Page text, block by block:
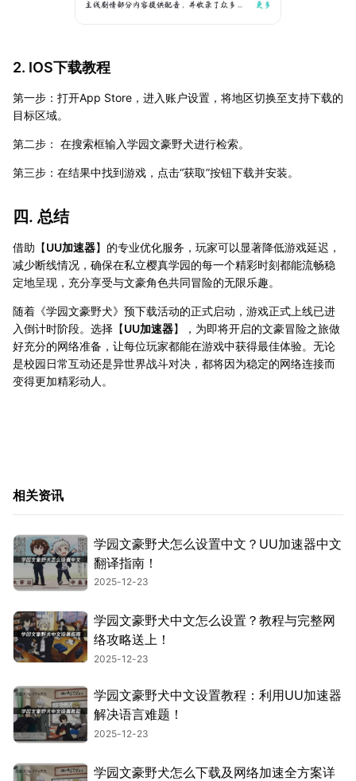
2. IOS下载教程
第一步：打开App Store，进入账户设置，将地区切换至支持下载的
目标区域。
第二步： 在搜索框输入学园文豪野犬进行检索。
第三步：在结果中找到游戏，点击“获取”按钮下载并安装。
四. 总结
借助【UU加速器】的专业优化服务，玩家可以显著降低游戏延迟，
减少断线情况，确保在私立樱真学园的每一个精彩时刻都能流畅稳
定地呈现，充分享受与文豪角色共同冒险的无限乐趣。
随着《学园文豪野犬》预下载活动的正式启动，游戏正式上线已进
入倒计时阶段。选择【UU加速器】，为即将开启的文豪冒险之旅做
好充分的网络准备，让每位玩家都能在游戏中获得最佳体验。无论
是校园日常互动还是异世界战斗对决，都将因为稳定的网络连接而
变得更加精彩动人。
相关资讯
学园文豪野犬怎么设置中文？UU加速器中文
翻译指南！
2025-12-23
学园文豪野犬中文怎么设置？教程与完整网
络攻略送上！
2025-12-23
学园文豪野犬中文设置教程：利用UU加速器
解决语言难题！
2025-12-23
学园文豪野犬怎么下载及网络加速全方案详